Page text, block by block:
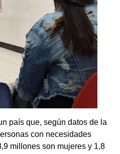
país que, según datos de la
con necesidades
millones son mujeres y 1,8